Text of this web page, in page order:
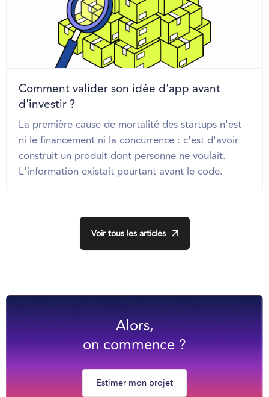
Comment valider son idée d'app avant
d'investir ?
La première cause de mortalité des startups n'est
ni le financement ni la concurrence : c'est d'avoir
construit un produit dont personne ne voulait.
L'information existait pourtant avant le code.
Voir tous les articles
Alors,
on commence ?
Estimer mon projet